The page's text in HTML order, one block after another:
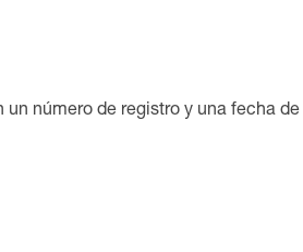
número de registro y una fecha de